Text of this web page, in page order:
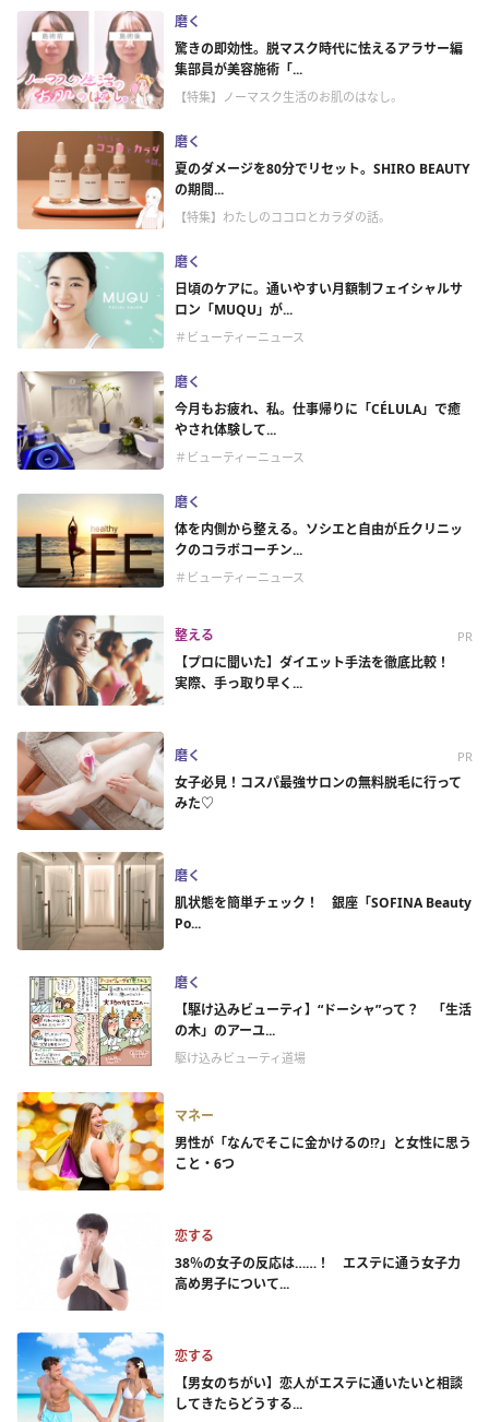
磨く
驚きの即効性。脱マスク時代に怯えるアラサー編
集部員が美容施術「...
【特集】ノーマスク生活のお肌のはなし。
磨く
夏のダメージを80分でリセット。SHIRO BEAUTY
の期間...
【特集】わたしのココロとカラダの話。
磨く
日頃のケアに。通いやすい月額制フェイシャルサ
ロン「MUQU」が...
＃ビューティーニュース
磨く
今月もお疲れ、私。仕事帰りに「CÉLULA」で癒
やされ体験して...
＃ビューティーニュース
磨く
体を内側から整える。ソシエと自由が丘クリニッ
クのコラボコーチン...
＃ビューティーニュース
整える PR
【プロに聞いた】ダイエット手法を徹底比較！
実際、手っ取り早く...
磨く PR
女子必見！コスパ最強サロンの無料脱毛に行って
みた♡
磨く
肌状態を簡単チェック！ 銀座「SOFINA Beauty
Po...
磨く
【駆け込みビューティ】“ドーシャ”って？ 「生活
の木」のアーユ...
駆け込みビューティ道場
マネー
男性が「なんでそこに金かけるの!?」と女性に思う
こと・6つ
恋する
38％の女子の反応は……！ エステに通う女子力
高め男子について...
恋する
【男女のちがい】恋人がエステに通いたいと相談
してきたらどうする...